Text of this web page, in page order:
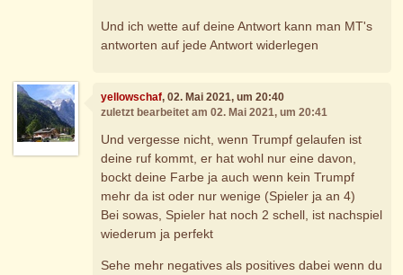
Und ich wette auf deine Antwort kann man MT's
antworten auf jede Antwort widerlegen
yellowschaf, 02. Mai 2021, um 20:40
zuletzt bearbeitet am 02. Mai 2021, um 20:41
Und vergesse nicht, wenn Trumpf gelaufen ist
deine ruf kommt, er hat wohl nur eine davon,
bockt deine Farbe ja auch wenn kein Trumpf
mehr da ist oder nur wenige (Spieler ja an 4)
Bei sowas, Spieler hat noch 2 schell, ist nachspiel
wiederum ja perfekt
Sehe mehr negatives als positives dabei wenn du